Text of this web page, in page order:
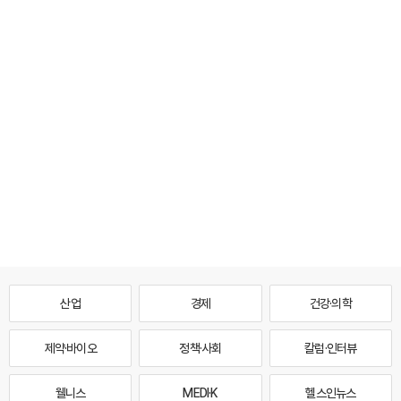
산업 경제 건강·의학
제약·바이오 정책·사회 칼럼·인터뷰
웰니스 MEDI·K 헬스인뉴스